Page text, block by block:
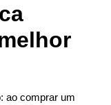
ao comprar um